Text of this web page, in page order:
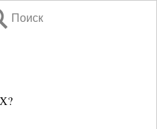
Поиск